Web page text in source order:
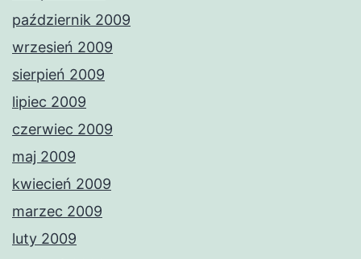
październik 2009
wrzesień 2009
sierpień 2009
lipiec 2009
czerwiec 2009
maj 2009
kwiecień 2009
marzec 2009
luty 2009